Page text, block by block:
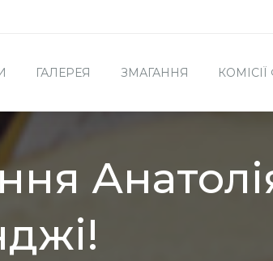
ГАЛЕРЕЯ ЗМАГАННЯ